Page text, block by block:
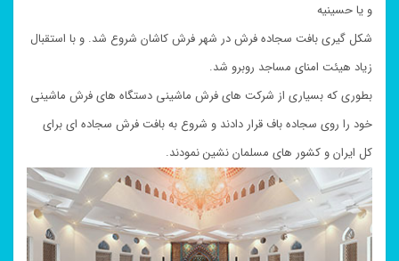
و یا حسینیه
شکل گیری بافت سجاده فرش در شهر فرش کاشان شروع شد. و با استقبال
زیاد هیئت امنای مساجد روبرو شد.
بطوری که بسیاری از شرکت های فرش ماشینی دستگاه های فرش ماشینی
خود را روی سجاده باف قرار دادند و شروع به بافت فرش سجاده ای برای
کل ایران و کشور های مسلمان نشین نمودند.